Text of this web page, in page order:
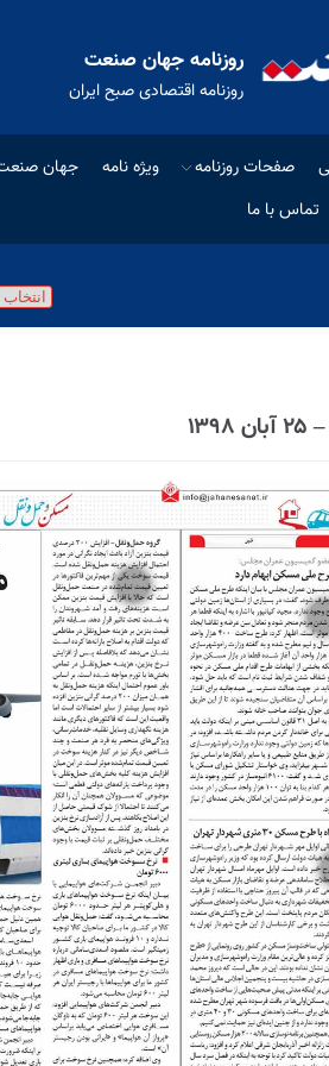
روزنامه جهان صنعت
روزنامه اقتصادی صبح ایران
صفحات روزنامه ویژه نامه جهان صنعت
تماس با ما
1
2